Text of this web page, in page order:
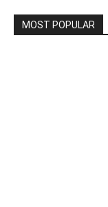
MOST POPULAR